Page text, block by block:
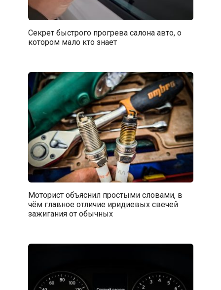
Секрет быстрого прогрева салона авто, о
котором мало кто знает
Моторист объяснил простыми словами, в
чём главное отличие иридиевых свечей
зажигания от обычных